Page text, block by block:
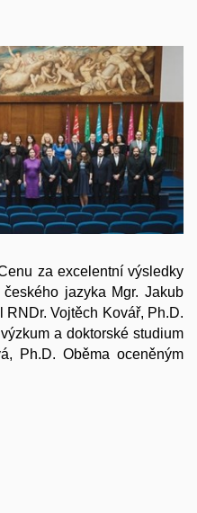
za excelentní výsledky
jazyka Mgr. Jakub
RNDr. Vojtěch Kovář, Ph.D.
a doktorské studium
Ph.D. Oběma oceněným